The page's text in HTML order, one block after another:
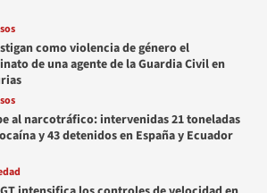
como violencia de género el
de una agente de la Guardia Civil en
al narcotráfico: intervenidas 21 toneladas
y 43 detenidos en España y Ecuador